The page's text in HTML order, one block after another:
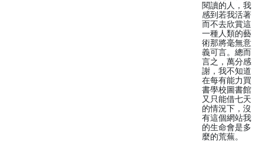
閱讀的人，我
感到若我活著
而不去欣賞這
一種人類的藝
術那將毫無意
義可言。總而
言之，萬分感
謝，我不知道
在每有能力買
書學校圖書館
又只能借七天
的情況下，沒
有這個網站我
的生命會是多
麼的荒蕪。